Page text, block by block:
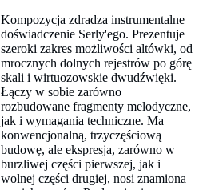
Kompozycja zdradza instrumentalne
doświadczenie Serly'ego. Prezentuje
szeroki zakres możliwości altówki, od
mrocznych dolnych rejestrów po górę
skali i wirtuozowskie dwudźwięki.
Łączy w sobie zarówno
rozbudowane fragmenty melodyczne,
jak i wymagania techniczne. Ma
konwencjonalną, trzyczęściową
budowę, ale ekspresja, zarówno w
burzliwej części pierwszej, jak i
wolnej części drugiej, nosi znamiona